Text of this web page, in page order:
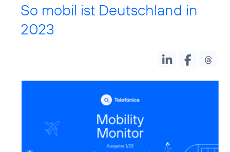
So mobil ist Deutschland in
2023